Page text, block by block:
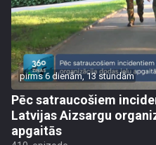
pirms 6 dienām, 13 stundām
Pēc satraucošiem
Latvijas Aizsargu
apgaitās